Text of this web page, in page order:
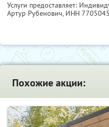
Услуги предоставляет:
Артур Рубенович, ИНН
Похожие акции: